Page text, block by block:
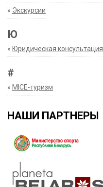
» Экскурсии
Ю
» Юридическая консультация
#
» MICE-туризм
НАШИ ПАРТНЕРЫ